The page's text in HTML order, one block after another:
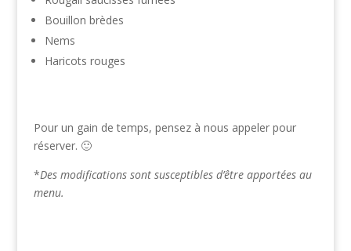
Bouillon brèdes
Nems
Haricots rouges
Pour un gain de temps, pensez à nous appeler pour
réserver. 🙂
*Des modifications sont susceptibles d’être apportées au
menu.